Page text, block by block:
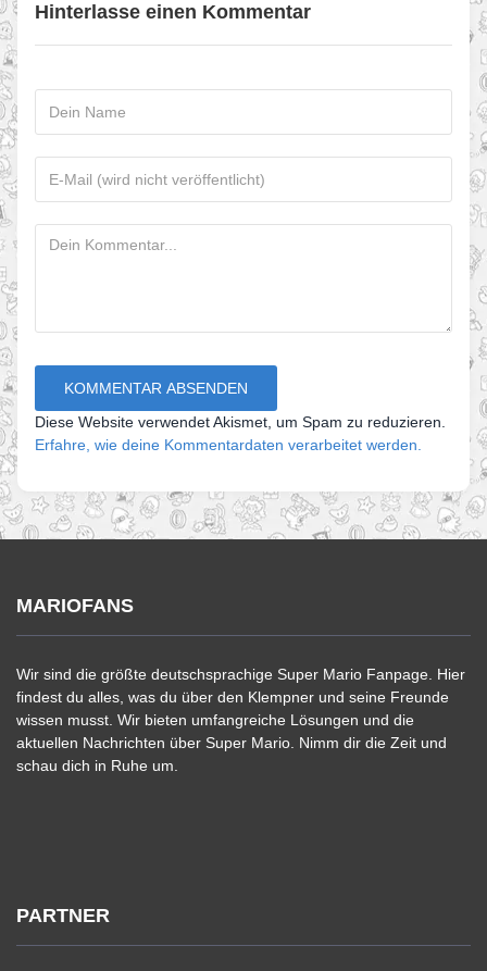
Hinterlasse einen Kommentar
Diese Website verwendet Akismet, um Spam zu reduzieren.
Erfahre, wie deine Kommentardaten verarbeitet werden.
MARIOFANS
Wir sind die größte deutschsprachige Super Mario Fanpage. Hier
findest du alles, was du über den Klempner und seine Freunde
wissen musst. Wir bieten umfangreiche Lösungen und die
aktuellen Nachrichten über Super Mario. Nimm dir die Zeit und
schau dich in Ruhe um.
PARTNER